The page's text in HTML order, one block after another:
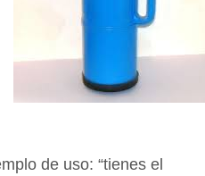
de uso: “tienes el